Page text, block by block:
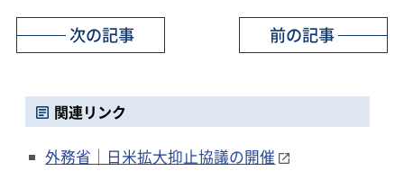
前の記事
次の記事
関連リンク
外務省｜日米拡大抑止協議の開催